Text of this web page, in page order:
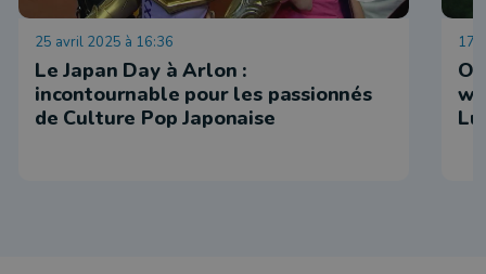
25 avril 2025 à 16:36
Le Japan Day à Arlon :
incontournable pour les passionnés
de Culture Pop Japonaise
17